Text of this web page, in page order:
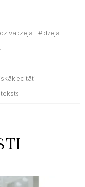
dzīvādzeja
dzeja